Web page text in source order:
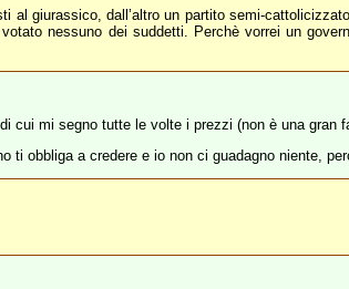
al giurassico, dall’altro un partito semi-
nessuno dei suddetti. Perchè vorrei un
cui mi segno tutte le volte i prezzi (non è una gran
ti obbliga a credere e io non ci guadagno niente,